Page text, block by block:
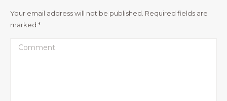
Your email address will not be published. Required fields are
marked *
Comment